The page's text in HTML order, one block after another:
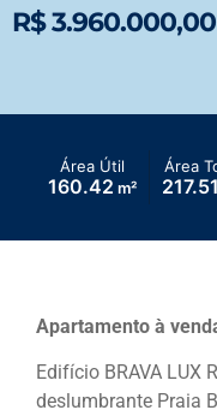
R$ 3.960.000,00
Área Útil
160.42 m²
Área
217.51
Apartamento à
Edifício BRAVA LUX
deslumbrante Praia